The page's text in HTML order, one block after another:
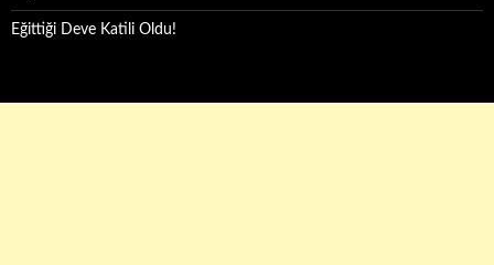
Eğittiği Deve Katili Oldu!